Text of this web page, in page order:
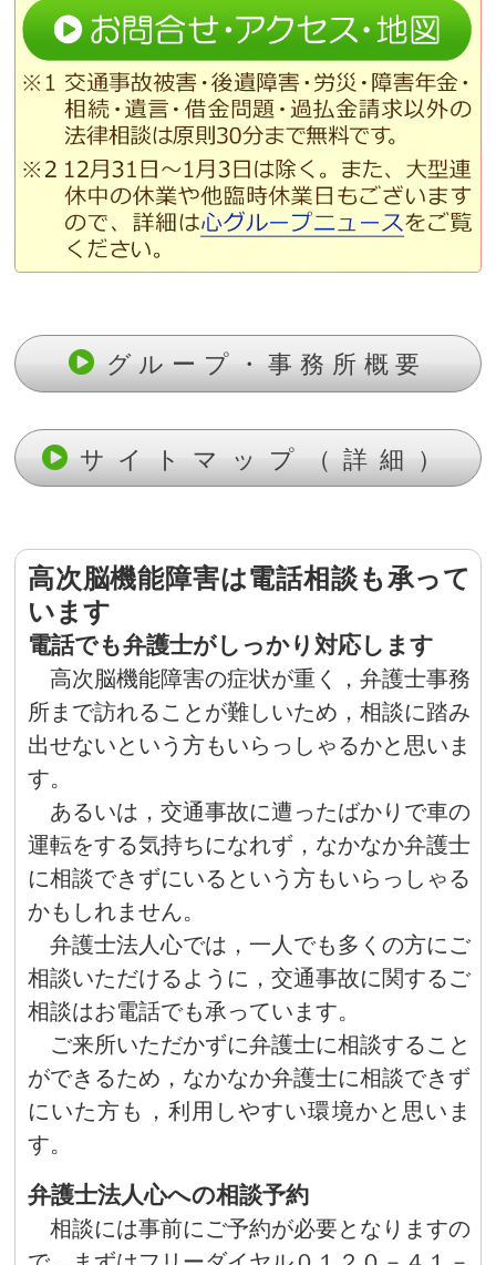
グループ・事務所概要
サイトマップ（詳細）
高次脳機能障害は電話相談も承って
います
電話でも弁護士がしっかり対応します
高次脳機能障害の症状が重く，弁護士事務
所まで訪れることが難しいため，相談に踏み
出せないという方もいらっしゃるかと思いま
す。
あるいは，交通事故に遭ったばかりで車の
運転をする気持ちになれず，なかなか弁護士
に相談できずにいるという方もいらっしゃる
かもしれません。
弁護士法人心では，一人でも多くの方にご
相談いただけるように，交通事故に関するご
相談はお電話でも承っています。
ご来所いただかずに弁護士に相談すること
ができるため，なかなか弁護士に相談できず
にいた方も，利用しやすい環境かと思いま
す。
弁護士法人心への相談予約
相談には事前にご予約が必要となりますの